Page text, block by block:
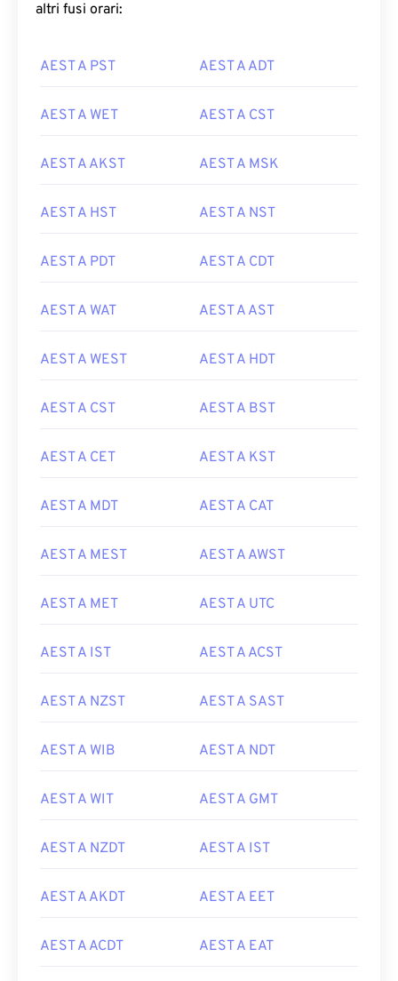
altri fusi orari:
AEST A PST AEST A ADT
AEST A WET AEST A CST
AEST A AKST AEST A MSK
AEST A HST AEST A NST
AEST A PDT AEST A CDT
AEST A WAT AEST A AST
AEST A WEST AEST A HDT
AEST A CST AEST A BST
AEST A CET AEST A KST
AEST A MDT AEST A CAT
AEST A MEST AEST A AWST
AEST A MET AEST A UTC
AEST A IST AEST A ACST
AEST A NZST AEST A SAST
AEST A WIB AEST A NDT
AEST A WIT AEST A GMT
AEST A NZDT AEST A IST
AEST A AKDT AEST A EET
AEST A ACDT AEST A EAT